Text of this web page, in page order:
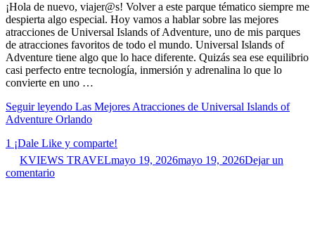
¡Hola de nuevo, viajer@s! Volver a este parque tématico siempre me
despierta algo especial. Hoy vamos a hablar sobre las mejores
atracciones de Universal Islands of Adventure, uno de mis parques
de atracciones favoritos de todo el mundo. Universal Islands of
Adventure tiene algo que lo hace diferente. Quizás sea ese equilibrio
casi perfecto entre tecnología, inmersión y adrenalina lo que lo
convierte en uno …
Seguir leyendo Las Mejores Atracciones de Universal Islands of
Adventure Orlando
1 ¡Dale Like y comparte!
KVIEWS TRAVELmayo 19, 2026mayo 19, 2026Dejar un
comentario